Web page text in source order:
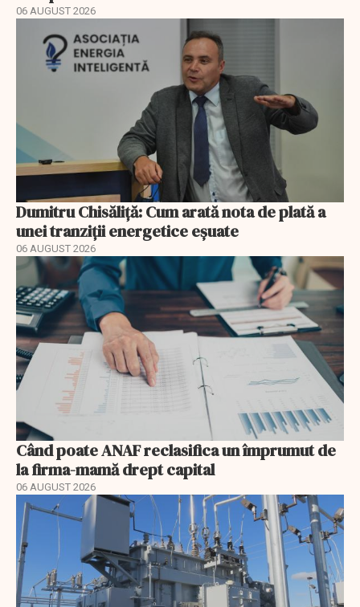
06 AUGUST 2026
Dumitru Chisăliță: Cum arată nota de plată a
unei tranziții energetice eșuate
06 AUGUST 2026
Când poate ANAF reclasifica un împrumut de
la firma-mamă drept capital
06 AUGUST 2026